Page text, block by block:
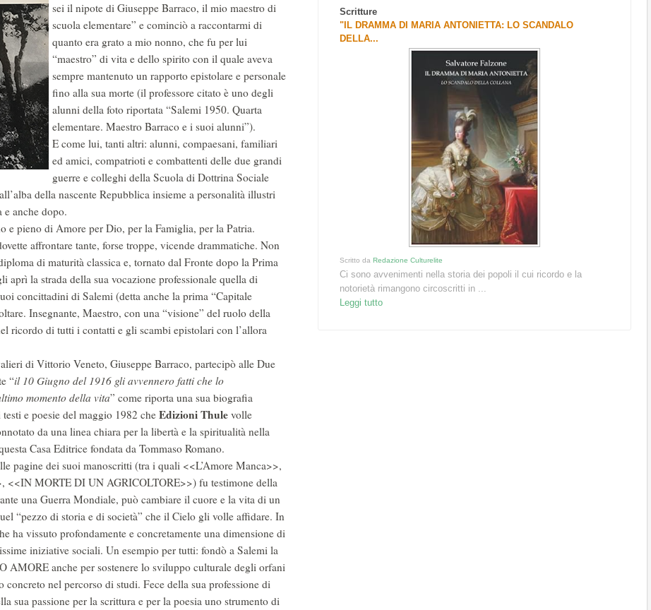
sei il nipote di Giuseppe Barraco, il mio maestro di
scuola elementare” e cominciò a raccontarmi di
quanto era grato a mio nonno, che fu per lui
“maestro” di vita e dello spirito con il quale aveva
sempre mantenuto un rapporto epistolare e personale
fino alla sua morte (il professore citato è uno degli
alunni della foto riportata “Salemi 1950. Quarta
elementare. Maestro Barraco e i suoi alunni”).
E come lui, tanti altri: alunni, compaesani, familiari
ed amici, compatrioti e combattenti delle due grandi
guerre e colleghi della Scuola di Dottrina Sociale
della nascente Repubblica insieme a personalità illustri
e anche dopo.
e pieno di Amore per Dio, per la Famiglia, per la Patria.
affrontare tante, forse troppe, vicende drammatiche. Non
di maturità classica e, tornato dal Fronte dopo la Prima
aprì la strada della sua vocazione professionale quella di
concittadini di Salemi (detta anche la prima “Capitale
Insegnante, Maestro, con una “visione” del ruolo della
ricordo di tutti i contatti e gli scambi epistolari con l’allora
di Vittorio Veneto, Giuseppe Barraco, partecipò alle Due
“il 10 Giugno del 1916 gli avvennero fatti che lo
momento della vita” come riporta una sua biografia
e poesie del maggio 1982 che Edizioni Thule volle
da una linea chiara per la libertà e la spiritualità nella
Casa Editrice fondata da Tommaso Romano.
pagine dei suoi manoscritti (tra i quali <<L’Amore Manca>>,
MORTE DI UN AGRICOLTORE>>) fu testimone della
una Guerra Mondiale, può cambiare il cuore e la vita di un
“pezzo di storia e di società” che il Cielo gli volle affidare. In
ha vissuto profondamente e concretamente una dimensione di
iniziative sociali. Un esempio per tutti: fondò a Salemi la
anche per sostenere lo sviluppo culturale degli orfani
nel percorso di studi. Fece della sua professione di
sua passione per la scrittura e per la poesia uno strumento di
Scritture
"IL DRAMMA DI MARIA ANTONIETTA: LO SCANDALO
DELLA...
Scritto daRedazione Culturelite
Ci sono avvenimenti nella storia dei popoli il cui ricordo e la
notorietà rimangono circoscritti in ...
Leggi tutto